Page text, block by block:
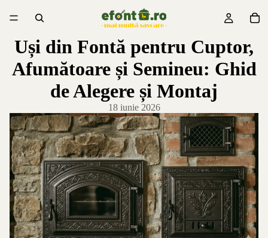
Uși din Fontă pentru Cuptor,
Afumătoare și Semineu: Ghid
de Alegere și Montaj
18 iunie 2026